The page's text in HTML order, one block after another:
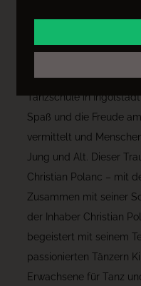
Ein Let´s Dance
Tanzschule in
Spaß und die Freude
vermittelt und
Jung und Alt. Dieser
Christian Polanc – mit
Zusammen mit seiner
der Inhaber Christian
begeistert mit seinem
passionierten Tänzern
Erwachsene für Tanz